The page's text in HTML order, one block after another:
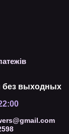
без выходных